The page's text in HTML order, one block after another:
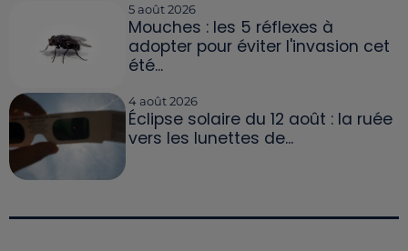
5 août 2026
Mouches : les 5 réflexes à
adopter pour éviter l'invasion cet
été...
4 août 2026
Éclipse solaire du 12 août : la ruée
vers les lunettes de...